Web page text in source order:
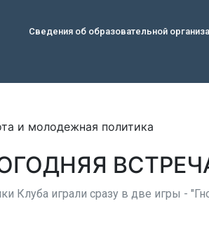
Сведения об образовательной
и молодежная политика
Клуба играли сразу в две игры -